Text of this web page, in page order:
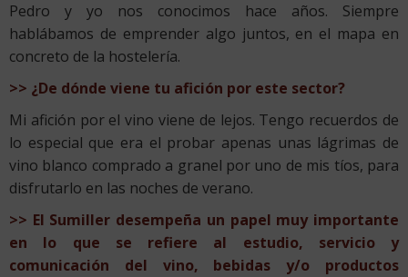
Pedro y yo nos conocimos hace años. Siempre
hablábamos de emprender algo juntos, en el mapa en
concreto de la hostelería.
>> ¿De dónde viene tu afición por este sector?
Mi afición por el vino viene de lejos. Tengo recuerdos de
lo especial que era el probar apenas unas lágrimas de
vino blanco comprado a granel por uno de mis tíos, para
disfrutarlo en las noches de verano.
>> El Sumiller desempeña un papel muy importante
en lo que se refiere al estudio, servicio y
comunicación del vino, bebidas y/o productos